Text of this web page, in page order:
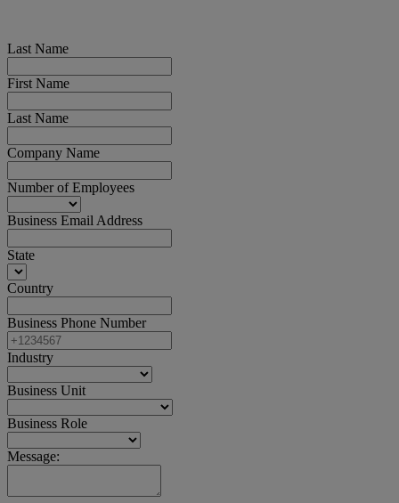
Last Name
First Name
Last Name
Company Name
Number of Employees
Business Email Address
State
Country
Business Phone Number
Industry
Business Unit
Business Role
Message: